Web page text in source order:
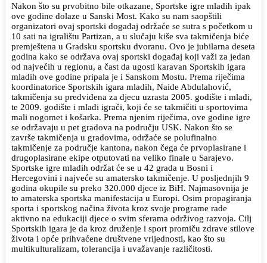
Nakon što su prvobitno bile otkazane, Sportske igre mladih ipak
ove godine dolaze u Sanski Most. Kako su nam saopštili
organizatori ovaj sportski događaj održaće se sutra s početkom u
10 sati na igralištu Partizan, a u slučaju kiše sva takmičenja biće
premještena u Gradsku sportsku dvoranu. Ovo je jubilarna deseta
godina kako se održava ovaj sportski događaj koji važi za jedan
od najvećih u regionu, a čast da ugosti karavan Sportskih igara
mladih ove godine pripala je i Sanskom Mostu. Prema riječima
koordinatorice Sportskih igara mladih, Naide Abdulahović,
takmičenja su predviđena za djecu uzrasta 2005. godište i mlađi,
te 2009. godište i mlađi igrači, koji će se takmičiti u sportovima
mali nogomet i košarka. Prema njenim riječima, ove godine igre
se održavaju u pet gradova na području USK. Nakon što se
završe takmičenja u gradovima, održaće se polufinalno
takmičenje za područje kantona, nakon čega će prvoplasirane i
drugoplasirane ekipe otputovati na veliko finale u Sarajevo.
Sportske igre mladih održat će se u 42 grada u Bosni i
Hercegovini i najveće su amatersko takmičenje. U posljednjih 9
godina okupile su preko 320.000 djece iz BiH. Najmasovnija je
to amaterska sportska manifestacija u Europi. Osim propagiranja
sporta i sportskog načina života kroz svoje programe rade
aktivno na edukaciji djece o svim sferama održivog razvoja. Cilj
Sportskih igara je da kroz druženje i sport promiču zdrave stilove
života i opće prihvaćene društvene vrijednosti, kao što su
multikulturalizam, tolerancija i uvažavanje različitosti.